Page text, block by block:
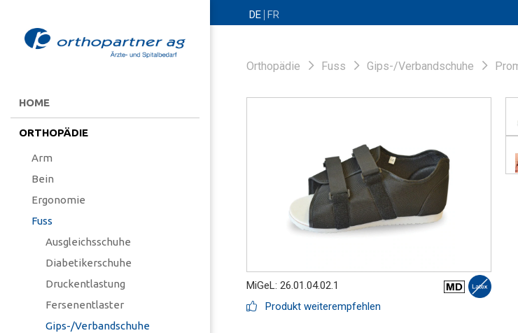
DE FR
HOME
ORTHOPÄDIE
Arm
Bein
Ergonomie
Fuss
Ausgleichsschuhe
Diabetikerschuhe
Druckentlastung
Fersenentlaster
Gips-/Verbandschuhe
Orthopädie Fuss Gips-/Verbandschuhe
MiGeL: 26.01.04.02.1
Produkt weiterempfehlen